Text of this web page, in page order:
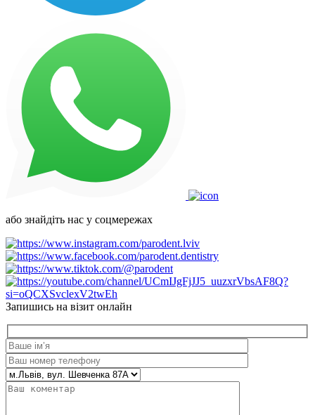
або знайдіть нас у соцмережах
Запишись на візит онлайн